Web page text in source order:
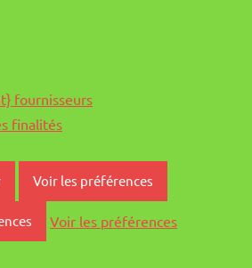
fournisseurs
finalités
Voir les préférences
Voir les préférences